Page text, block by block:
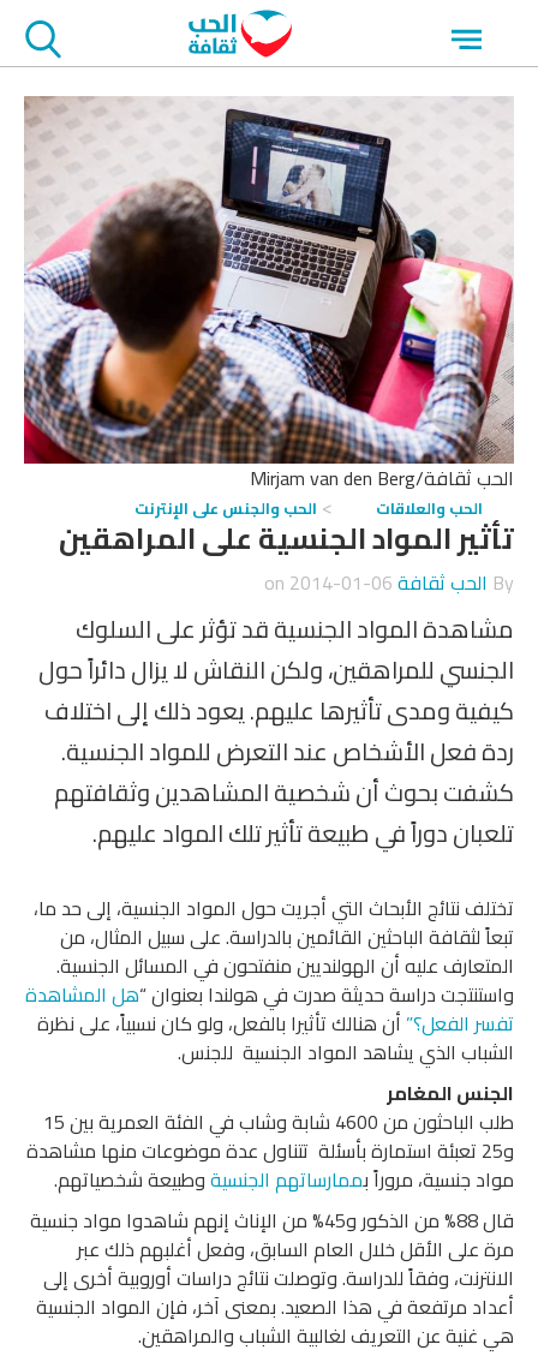
Open
menu
الحب ثقافة/Mirjam van den Berg
الحب والعلاقات الحب والجنس على الإنترنت
تأثير المواد الجنسية على المراهقين
By الحب ثقافة2014-01-06
مشاهدة المواد الجنسية قد تؤثر على السلوك
الجنسي للمراهقين، ولكن النقاش لا يزال دائراً حول
كيفية ومدى تأثيرها عليهم. يعود ذلك إلى اختلاف
ردة فعل الأشخاص عند التعرض للمواد الجنسية.
كشفت بحوث أن شخصية المشاهدين وثقافتهم
تلعبان دوراً في طبيعة تأثير تلك المواد عليهم.
تختلف نتائج الأبحاث التي أجريت حول المواد الجنسية، إلى حد ما،
تبعاً لثقافة الباحثين القائمين بالدراسة. على سبيل المثال، من
المتعارف عليه أن الهولنديين منفتحون في المسائل الجنسية.
واستنتجت دراسة حديثة صدرت في هولندا بعنوان “هل المشاهدة
تفسر الفعل؟” أن هنالك تأثيرا بالفعل، ولو كان نسبياً، على نظرة
الشباب الذي يشاهد المواد الجنسية للجنس.
الجنس المغامر
طلب الباحثون من 4600 شابة وشاب في الفئة العمرية بين 15
و25 تعبئة استمارة بأسئلة تتناول عدة موضوعات منها مشاهدة
مواد جنسية، مروراً بممارساتهم الجنسيةوطبيعة شخصياتهم.
قال 88% من الذكور و45% من الإناث إنهم شاهدوا مواد جنسية
مرة على الأقل خلال العام السابق، وفعل أغلبهم ذلك عبر
الانترنت، وفقاً للدراسة. وتوصلت نتائج دراسات أوروبية أخرى إلى
أعداد مرتفعة في هذا الصعيد. بمعنى آخر، فإن المواد الجنسية
هي غنية عن التعريف لغالبية الشباب والمراهقين.